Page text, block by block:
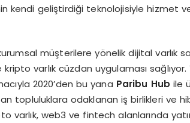
kendi geliştirdiği teknolojisiyle hizmet
müşterilere yönelik dijital varlık
varlık cüzdan uygulaması sağlıyor.
2020’den bu yana Paribu Hub ile
topluluklara odaklanan iş birlikleri ve
varlık, web3 ve fintech alanlarında